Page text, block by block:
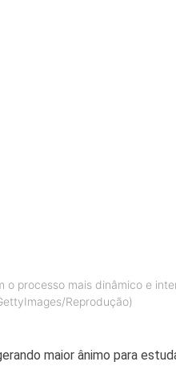
processo mais dinâmico e
Reprodução)
maior ânimo para